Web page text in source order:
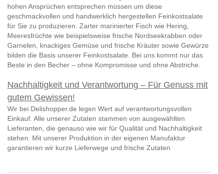
hohen Ansprüchen entsprechen müssen um diese
geschmackvollen und handwerklich hergestellen Feinkostsalate
für Sie zu produzieren. Zarter marinierter Fisch wie Hering,
Meeresfrüchte wie beispielsweise frische Nordseekrabben oder
Garnelen, knackiges Gemüse und frische Kräuter sowie Gewürze
bilden die Basis unserer Feinkostsalate. Bei uns kommt nur das
Beste in den Becher – ohne Kompromisse und ohne Abstriche.
Nachhaltigkeit und Verantwortung – Für Genuss mit
gutem Gewissen!
Wir bei Delishopper.de legen Wert auf verantwortungsvollen
Einkauf. Alle unserer Zutaten stammen von ausgewählten
Lieferanten, die genauso wie wir für Qualität und Nachhaltigkeit
stehen. Mit unserer Produktion in der eigenen Manufaktur
garantieren wir kurze Lieferwege und frische Zutaten